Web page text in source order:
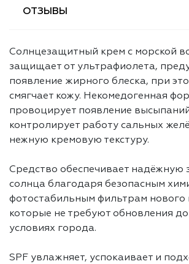
ОТЗЫВЫ
Солнцезащитный крем с морской
защищает от ультрафиолета,
появление жирного блеска, при
смягчает кожу. Некомедогенная
провоцирует появление
контролирует работу сальных
нежную кремовую текстуру.
Средство обеспечивает надёжную
солнца благодаря безопасным
фотостабильным фильтрам нового
которые не требуют обновления до
условиях города.
SPF увлажняет, успокаивает и